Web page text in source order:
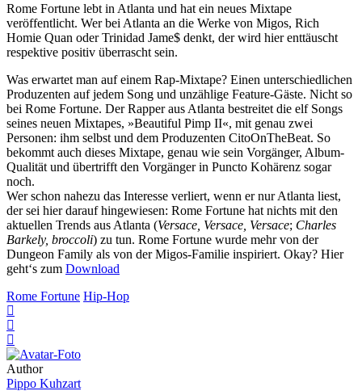
Rome Fortune lebt in Atlanta und hat ein neues Mixtape
veröffentlicht. Wer bei Atlanta an die Werke von Migos, Rich
Homie Quan oder Trinidad Jame$ denkt, der wird hier enttäuscht
respektive positiv überrascht sein.
Was erwartet man auf einem Rap-Mixtape? Einen unterschiedlichen
Produzenten auf jedem Song und unzählige Feature-Gäste. Nicht so
bei Rome Fortune. Der Rapper aus Atlanta bestreitet die elf Songs
seines neuen Mixtapes, »Beautiful Pimp II«, mit genau zwei
Personen: ihm selbst und dem Produzenten CitoOnTheBeat. So
bekommt auch dieses Mixtape, genau wie sein Vorgänger, Album-
Qualität und übertrifft den Vorgänger in Puncto Kohärenz sogar
noch.
Wer schon nahezu das Interesse verliert, wenn er nur Atlanta liest,
der sei hier darauf hingewiesen: Rome Fortune hat nichts mit den
aktuellen Trends aus Atlanta (Versace, Versace, Versace; Charles
Barkely, broccoli) zu tun. Rome Fortune wurde mehr von der
Dungeon Family als von der Migos-Familie inspiriert. Okay? Hier
geht‘s zum Download
Rome Fortune Hip-Hop
Author
Pippo Kuhzart